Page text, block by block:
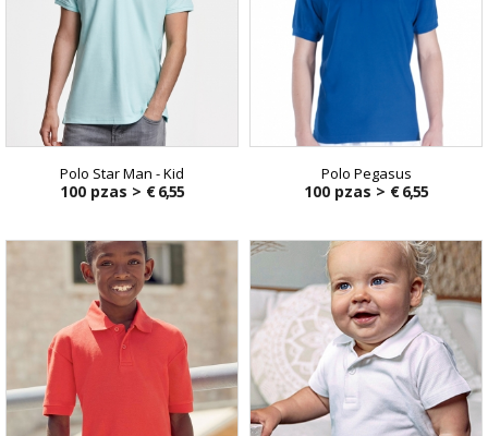
Polo Star Man - Kid
100 pzas > € 6,55
Polo Pegasus
100 pzas > € 6,55